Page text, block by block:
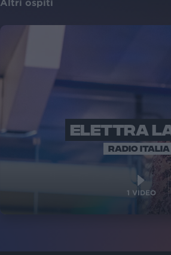
Altri ospiti
ELETTRA
RADIO
1 VIDEO